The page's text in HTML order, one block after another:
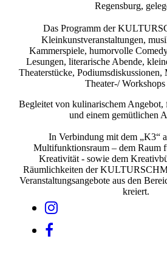
Regensburg,
Das Programm der
Kleinkunstveranstaltungen,
Kammerspiele, humorvolle
Lesungen, literarische Abende,
Theaterstücke, Podiumsdiskussionen,
Theater-/
Begleitet von kulinarischem Angebot,
und einem gemütlichen
In Verbindung mit dem „K3“
Multifunktionsraum – dem Raum
Kreativität - sowie dem
Räumlichkeiten der
Veranstaltungsangebote aus den
kreiert.